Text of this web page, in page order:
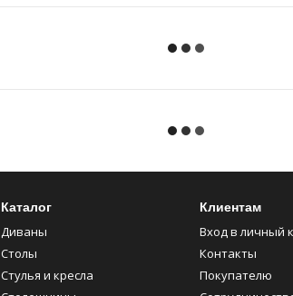
Каталог
Диваны
Столы
Стулья и кресла
Клиентам
Вход в личный
Контакты
Покупателю